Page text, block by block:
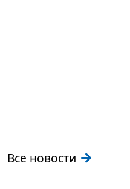
Все новости